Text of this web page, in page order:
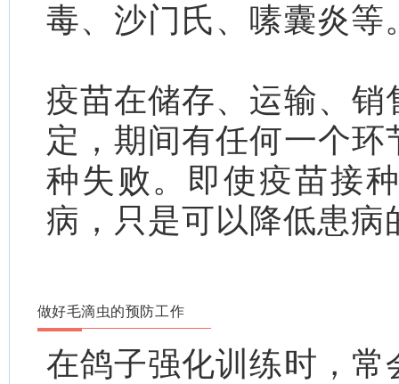
毒、沙门氏、嗉囊炎等
疫苗在储存、运输、
定，期间有任何一个
种失败。即使疫苗接
病，只是可以降低患病
做好毛滴虫的预防工作
在鸽子强化训练时，